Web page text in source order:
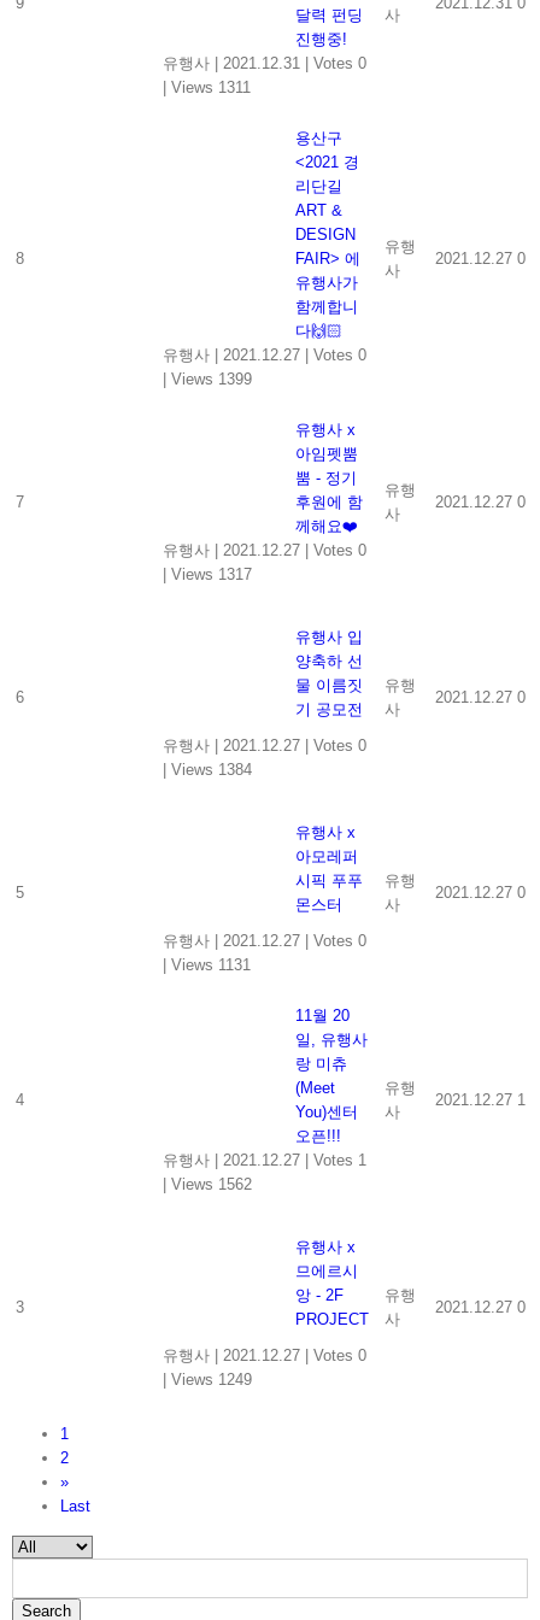
달력 펀딩
진행중!
유행사
2021.12.31
Votes 0
Views 1311
사
8
용산구
<2021 경
리단길
ART &
DESIGN
FAIR> 에
유행사가
함께합니
다🙌🏻
유행사
2021.12.27
Votes 0
Views 1399
유행
사
2021.12.27 0
7
유행사 x
아임펫뿜
뿜 - 정기
후원에 함
께해요❤️
유행사
2021.12.27
Votes 0
Views 1317
유행
사
2021.12.27 0
6
유행사 입
양축하 선
물 이름짓
기 공모전
유행사
2021.12.27
Votes 0
Views 1384
유행
사
2021.12.27 0
5
유행사 x
아모레퍼
시픽 푸푸
몬스터
유행사
2021.12.27
Votes 0
Views 1131
유행
사
2021.12.27 0
4
11월 20
일, 유행사
랑 미츄
(Meet
You)센터
오픈!!!
유행사
2021.12.27
Votes 1
Views 1562
유행
사
2021.12.27 1
3
유행사 x
므에르시
앙 - 2F
PROJECT
유행사
2021.12.27
Votes 0
Views 1249
유행
사
2021.12.27 0
1
2
»
Last
Search